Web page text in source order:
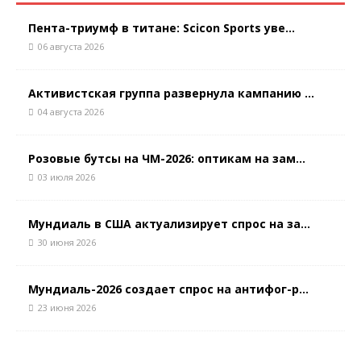
Пента-триумф в титане: Scicon Sports уве...
06 августа 2026
Активистская группа развернула кампанию ...
04 августа 2026
Розовые бутсы на ЧМ-2026: оптикам на зам...
03 июля 2026
Мундиаль в США актуализирует спрос на за...
30 июня 2026
Мундиаль-2026 создает спрос на антифог-р...
23 июня 2026